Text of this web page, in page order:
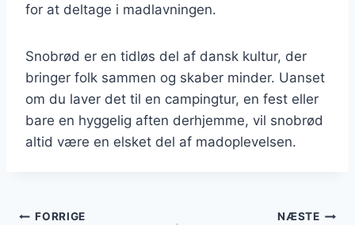
for at deltage i madlavningen.
Snobrød er en tidløs del af dansk kultur, der
bringer folk sammen og skaber minder. Uanset
om du laver det til en campingtur, en fest eller
bare en hyggelig aften derhjemme, vil snobrød
altid være en elsket del af madoplevelsen.
FORRIGE NÆSTE